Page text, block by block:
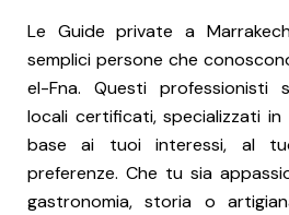
Le Guide private a
semplici persone che
el-Fna. Questi professionisti
locali certificati, specializzati
base ai tuoi interessi, al
preferenze. Che tu sia
gastronomia, storia o